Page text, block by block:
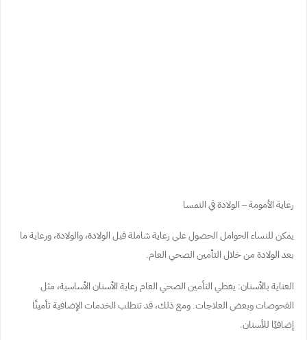
رعاية الأمومة – الولادة في النمسا
يمكن للنساء الحوامل الحصول على رعاية شاملة قبل الولادة، والولادة، ورعاية ما
بعد الولادة من خلال التأمين الصحي العام.
العناية بالأسنان: يغطي التأمين الصحي العام رعاية الأسنان الأساسية، مثل
الفحوصات وبعض العلاجات. ومع ذلك، قد تتطلب الخدمات الإضافية تأمينًا
إضافيًا للأسنان.